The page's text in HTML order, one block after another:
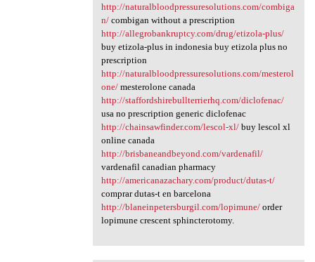
http://naturalbloodpressuresolutions.com/combiga
n/combigan without a prescription
http://allegrobankruptcy.com/drug/etizola-plus/
buy etizola-plus in indonesia buy etizola plus no
prescription
http://naturalbloodpressuresolutions.com/mesterol
one/mesterolone canada
http://staffordshirebullterrierhq.com/diclofenac/
usa no prescription generic diclofenac
http://chainsawfinder.com/lescol-xl/buy lescol xl
online canada
http://brisbaneandbeyond.com/vardenafil/
vardenafil canadian pharmacy
http://americanazachary.com/product/dutas-t/
comprar dutas-t en barcelona
http://blaneinpetersburgil.com/lopimune/order
lopimune crescent sphincterotomy.